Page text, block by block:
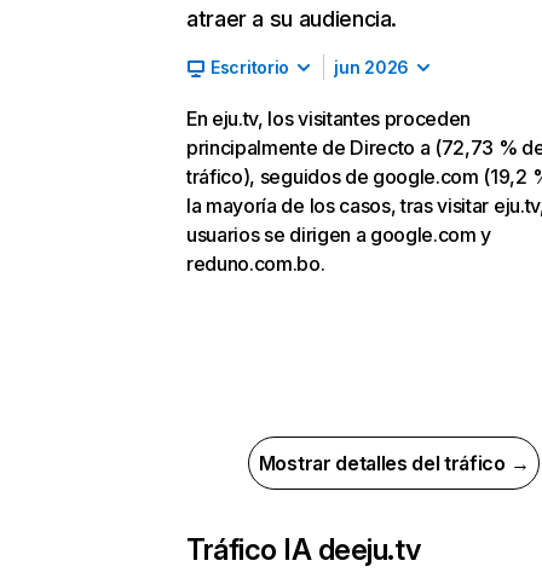
atraer a su audiencia.
Escritorio jun 2026
En eju.tv, los visitantes proceden
principalmente de Directo a (72,73 %
tráfico), seguidos de google.com (19,2
la mayoría de los casos, tras visitar
usuarios se dirigen a google.com y
reduno.com.bo.
Mostrar detalles del tráfico →
Tráfico IA deeju.tv